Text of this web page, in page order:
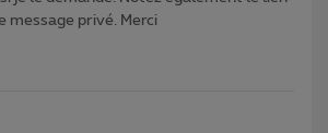
message privé. Merci